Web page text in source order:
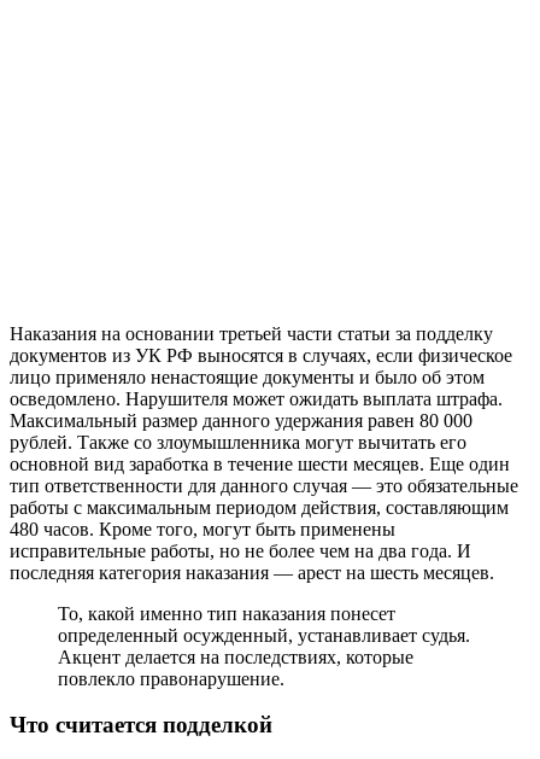
Наказания на основании третьей части статьи за подделку
документов из УК РФ выносятся в случаях, если физическое
лицо применяло ненастоящие документы и было об этом
осведомлено. Нарушителя может ожидать выплата штрафа.
Максимальный размер данного удержания равен 80 000
рублей. Также со злоумышленника могут вычитать его
основной вид заработка в течение шести месяцев. Еще один
тип ответственности для данного случая — это обязательные
работы с максимальным периодом действия, составляющим
480 часов. Кроме того, могут быть применены
исправительные работы, но не более чем на два года. И
последняя категория наказания — арест на шесть месяцев.
То, какой именно тип наказания понесет
определенный осужденный, устанавливает судья.
Акцент делается на последствиях, которые
повлекло правонарушение.
Что считается подделкой